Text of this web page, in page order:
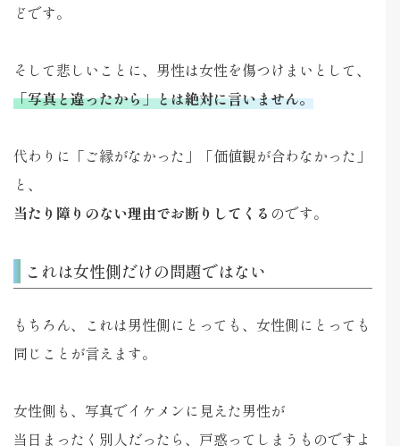
どです。
そして悲しいことに、男性は女性を傷つけまいとして、
「写真と違ったから」とは絶対に言いません。
代わりに「ご縁がなかった」「価値観が合わなかった」
と、
当たり障りのない理由でお断りしてくる のです。
これは女性側だけの問題ではない
もちろん、これは男性側にとっても、女性側にとっても
同じことが言えます。
女性側も、写真でイケメンに見えた男性が
当日まったく別人だったら、戸惑ってしまうものですよ